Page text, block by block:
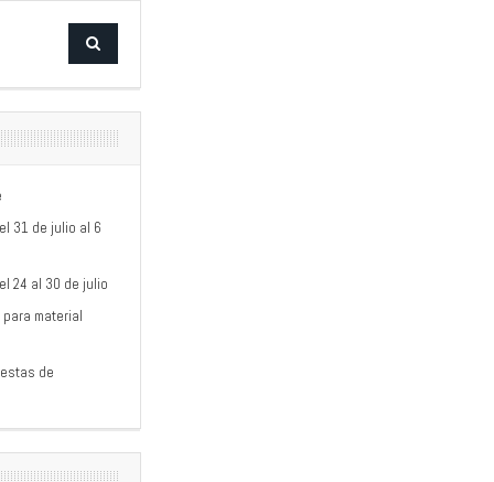
31 de julio al 6
24 al 30 de julio
material
de